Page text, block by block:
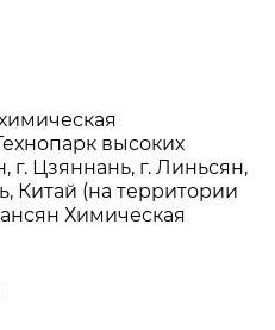
высоких
г. Цзяннань, г. Линьсян,
Китай (на территории
Химическая